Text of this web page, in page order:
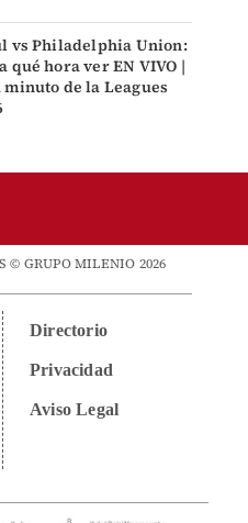
vs Philadelphia Union:
qué hora ver EN VIVO |
de la Leagues
© GRUPO MILENIO 2026
Directorio
Privacidad
Aviso Legal